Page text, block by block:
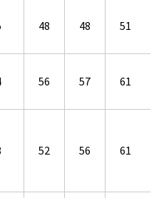
48 48 51
56 57 61
52 56 61